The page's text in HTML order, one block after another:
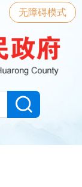
无障碍模式